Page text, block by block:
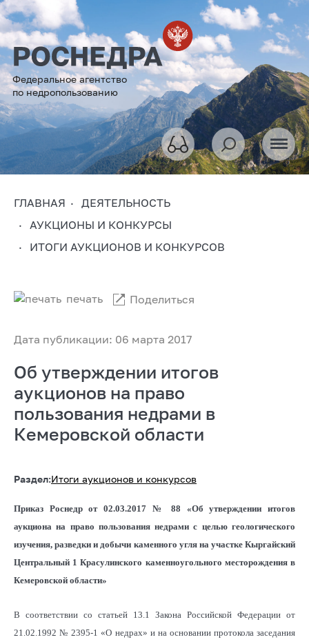
Федеральное агентство
по недропользованию
ГЛАВНАЯ
ДЕЯТЕЛЬНОСТЬ
АУКЦИОНЫ И КОНКУРСЫ
ИТОГИ АУКЦИОНОВ И КОНКУРСОВ
Дата публикации: 06 марта 2017
печать Поделиться
Об утверждении итогов
аукционов на право
пользования недрами в
Кемеровской области
Раздел:Итоги аукционов и конкурсов
Приказ Роснедр от 02.03.2017 № 88 «Об утверждении итогов
аукциона на право пользования недрами с целью геологического
изучения, разведки и добычи каменного угля на участке Кыргайский
Центральный 1 Красулинского каменноугольного месторождения в
Кемеровской области»
В соответствии со статьей 13.1 Закона Российской Федерации от
21.02.1992 № 2395-1 «О недрах» и на основании протокола заседания